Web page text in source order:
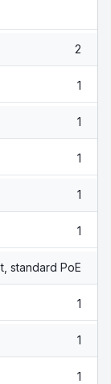
2
1
1
1
1
1
standard PoE
1
1
1